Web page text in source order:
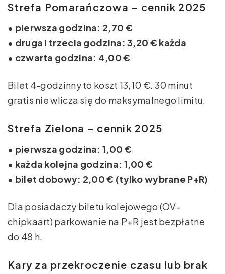
Strefa Pomarańczowa – cennik 2025
• pierwsza godzina: 2,70 €
• druga i trzecia godzina: 3,20 € każda
• czwarta godzina: 4,00 €
Bilet 4-godzinny to koszt 13,10 €. 30 minut
gratis nie wlicza się do maksymalnego limitu.
Strefa Zielona – cennik 2025
• pierwsza godzina: 1,00 €
• każda kolejna godzina: 1,00 €
• bilet dobowy: 2,00 € (tylko wybrane P+R)
Dla posiadaczy biletu kolejowego (OV-
chipkaart) parkowanie na P+R jest bezpłatne
do 48 h.
Kary za przekroczenie czasu lub brak